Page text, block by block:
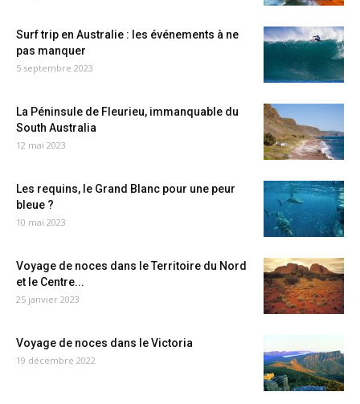
Surf trip en Australie : les événements à ne
pas manquer
5 septembre 2023
La Péninsule de Fleurieu, immanquable du
South Australia
12 mai 2023
Les requins, le Grand Blanc pour une peur
bleue ?
10 mai 2023
Voyage de noces dans le Territoire du Nord
et le Centre...
25 janvier 2023
Voyage de noces dans le Victoria
19 décembre 2022